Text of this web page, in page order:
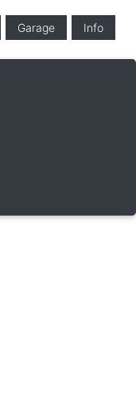
Garage Info